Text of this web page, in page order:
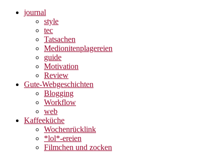
journal
style
tec
Tatsachen
Medionitenplagereien
guide
Motivation
Review
Gute-Webgeschichten
Blogging
Workflow
web
Kaffeeküche
Wochenrücklink
*lol*-ereien
Filmchen und zocken